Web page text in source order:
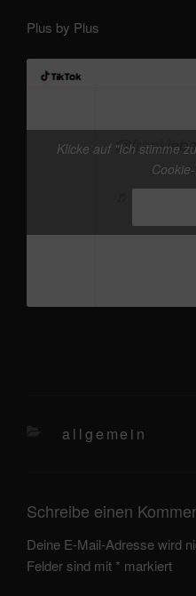
Plus by Plus
♬
Klicke auf "Ich stimme
kategorien
allgemein
Schreibe einen
Deine E-Mail-Adresse wird
Felder sind mit * markiert